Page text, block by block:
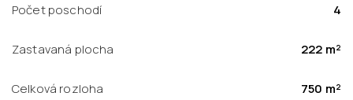
Počet poschodí 4
Zastavaná plocha 222 m²
Celková rozloha 750 m²